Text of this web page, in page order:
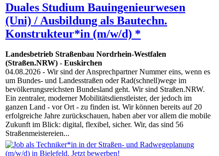
Duales Studium Bauingenieurwesen
(Uni) / Ausbildung als Bautechn.
Konstrukteur*in (m/w/d) *
Landesbetrieb Straßenbau Nordrhein-Westfalen
(Straßen.NRW) - Euskirchen
04.08.2026 - Wir sind der Ansprechpartner Nummer eins, wenn es
um Bundes- und Landesstraßen oder Rad(schnell)wege im
bevölkerungsreichsten Bundesland geht. Wir sind Straßen.NRW.
Ein zentraler, moderner Mobilitätsdienstleister, der jedoch im
ganzen Land - vor Ort - zu finden ist. Wir können bereits auf 20
erfolgreiche Jahre zurückschauen, haben aber vor allem die mobile
Zukunft im Blick: digital, flexibel, sicher. Wir, das sind 56
Straßenmeistereien...